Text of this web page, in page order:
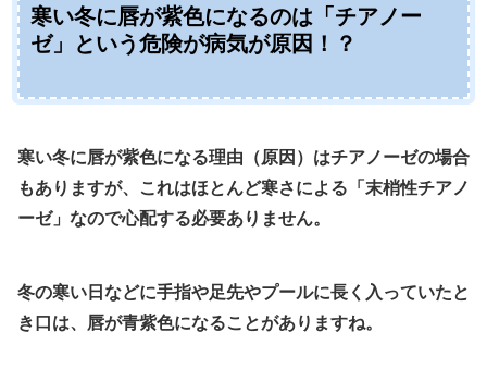
寒い冬に唇が紫色になるのは「チアノー
ゼ」という危険が病気が原因！？
寒い冬に唇が紫色になる理由（原因）はチアノーゼの場合
もありますが、これはほとんど寒さによる「末梢性チアノ
ーゼ」なので心配する必要ありません。
冬の寒い日などに手指や足先やプールに長く入っていたと
き口は、 唇が青紫色になることがありますね。